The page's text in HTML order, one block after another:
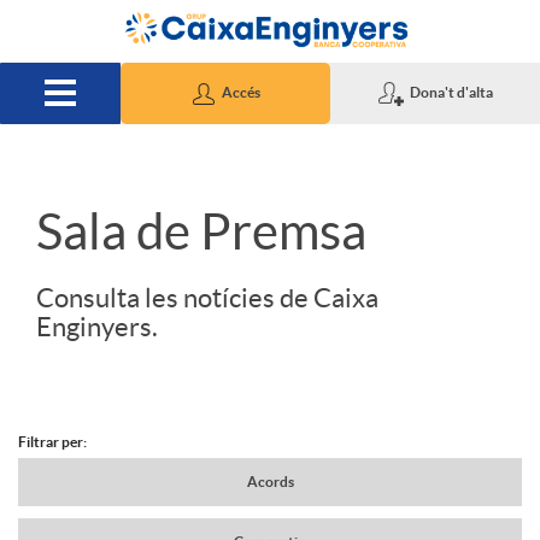
Salta al contingut principal
Accés Dona't d'alta
S
d
Sala de Premsa
Consulta les notícies de Caixa
Enginyers.
N
Filtrar per:
Acords